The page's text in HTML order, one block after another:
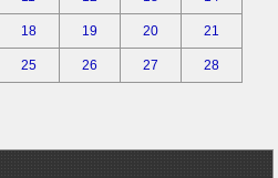
18 19 20 21
25 26 27 28